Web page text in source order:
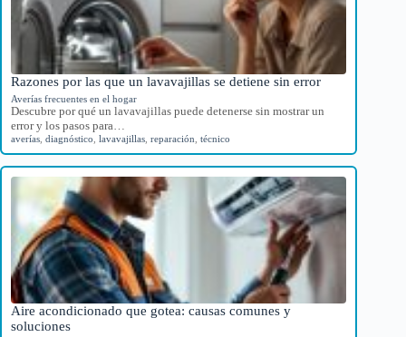
Razones por las que un lavavajillas se detiene sin error
Averías frecuentes en el hogar
Descubre por qué un lavavajillas puede detenerse sin mostrar un
error y los pasos para…
averías diagnóstico lavavajillas reparación técnico
Aire acondicionado que gotea: causas comunes y
soluciones